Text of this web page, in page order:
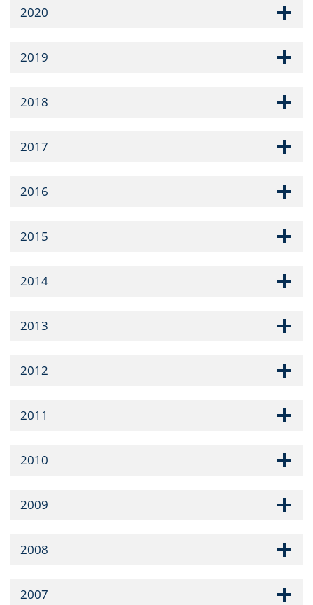
2020
2019
2018
2017
2016
2015
2014
2013
2012
2011
2010
2009
2008
2007